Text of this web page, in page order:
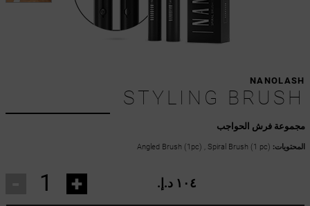
مجموعة فرش الحواجب
NANOLASH
STYLING BRUSH
المحتويات:
+ ١٠٤ د.إ.‏